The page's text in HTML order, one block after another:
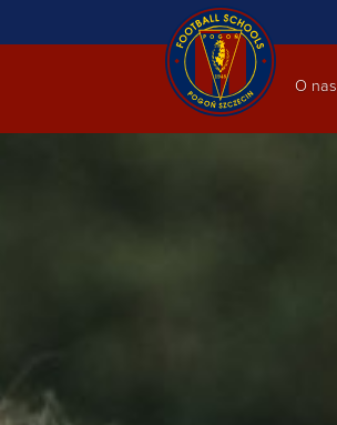
Aktualności O nas